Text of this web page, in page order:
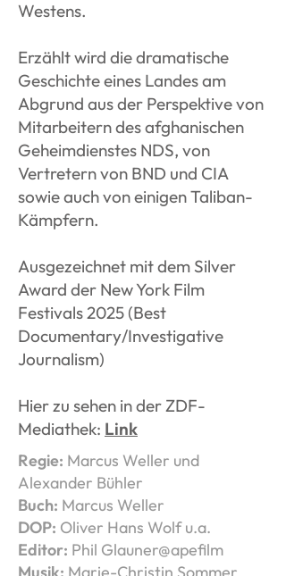
Westens.
Erzählt wird die dramatische
Geschichte eines Landes am
Abgrund aus der Perspektive von
Mitarbeitern des afghanischen
Geheimdienstes NDS, von
Vertretern von BND und CIA
sowie auch von einigen Taliban-
Kämpfern.
Ausgezeichnet mit dem Silver
Award der New York Film
Festivals 2025 (Best
Documentary/Investigative
Journalism)
Hier zu sehen in der ZDF-
Mediathek: Link
Regie: Marcus Weller und
Alexander Bühler
Buch: Marcus Weller
DOP: Oliver Hans Wolf u.a.
Editor: Phil Glauner@apefilm